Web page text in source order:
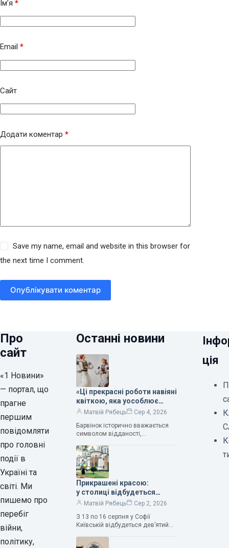
Ім’я *
Email *
Сайт
Додати коментар *
Save my name, email and website in this browser for
the next time I comment.
Опублікувати коментар
Про
сайт
«1 Новини»
— портал, що
прагне
першим
повідомляти
про головні
події в
Україні та
світі. Ми
пишемо про
перебіг
війни,
політику,
Останні новини
«Ці прекрасні роботи навіяні
квіткою, яка уособлює
нескінченне кохання», —
Людмила Карпінська-
Романюк
Матвій Рябець
Сер 4, 2026
Барвінок історично вважається
символом відданості,
та тривалого подружнього союзу.
Саме тому ця рослина надихала і
продовжує надихати митців на
Прикрашені красою:
у столиці відбудеться
дев’ятий фестиваль
Матвій Рябець
Сер 2, 2026
З 13 по 16 серпня у Софії
Київській відбудеться дев’ятий
мистецтв Bouquet Kyiv Stage. Ця
ція